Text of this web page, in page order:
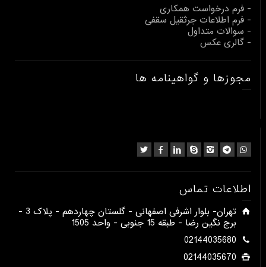
- فرم درخواست همکاری
- فرم اطلاعات جرثقیل سقفی
- سوالات متداول
- گالری عکس
مجوزها و گواهینامه ها
اطلاعات تماس
​تهران- بلوار اشرفی اصفهانی - گلستان چهاردهم - پلاک 3 -
برج نگین رضا - طبقه 15 جنوبی - واحد 1505​
02144035680
02144035670